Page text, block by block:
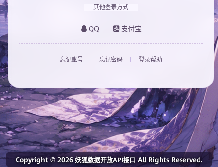
其他登录方式
QQ 支付宝
忘记账号 忘记密码 登录帮助
Copyright © 2026妖狐数据开放API接口 All Rights Reserved.